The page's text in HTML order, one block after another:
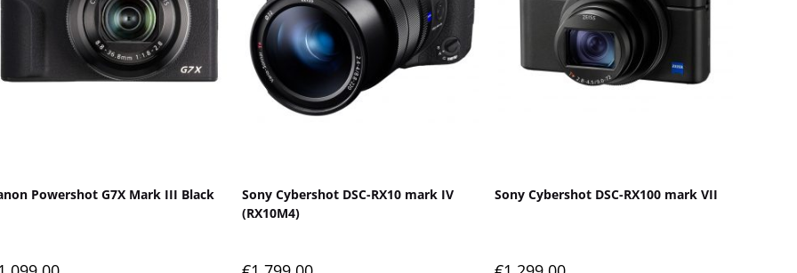
Powershot G7X Mark III Black
Sony Cybershot DSC-RX10 mark IV
(RX10M4)
Sony Cybershot DSC-RX100 mark VII